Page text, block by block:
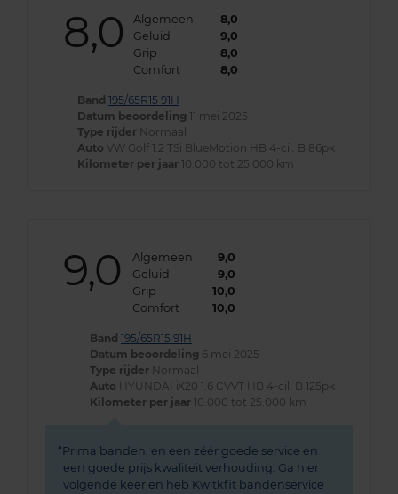
8,0 Algemeen
8,0
Geluid
9,0
Grip
8,0
Comfort
8,0
Band 195/65R15 91H
Datum beoordeling 11 mei 2025
Type rijder Normaal
Auto VW Golf 1.2 TSi BlueMotion HB 4-cil. B 86pk
Kilometer per jaar 10.000 tot 25.000 km
9,0 Algemeen
9,0
Geluid
9,0
Grip
10,0
Comfort
10,0
Band 195/65R15 91H
Datum beoordeling 6 mei 2025
Type rijder Normaal
Auto HYUNDAI iX20 1.6 CVVT HB 4-cil. B 125pk
Kilometer per jaar 10.000 tot 25.000 km
Prima banden, en een zéér goede service en
een goede prijs kwaliteit verhouding. Ga hier
volgende keer en heb Kwitkfit bandenservice